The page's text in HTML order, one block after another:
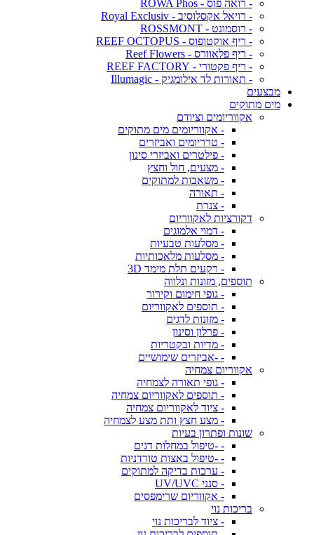
- רואה פוס - ROWA Phos
- רויאל אקסלוסיב - Royal Exclusiv
- רוסמונט - ROSSMONT
- ריף אוקטופוס - REEF OCTOPUS
- ריף פלאוורס - Reef Flowers
- ריף פקטורי - REEF FACTORY
- תאורות לד אילומגיק - Illumagic
מבצעים
מים מתוקים
אקווריומים וציודם
- אקווריומים מים מתוקים
- טרריומים ואביזרים
- פילטרים ואביזרי סינון
- מצעים, חול וחצץ
- משאבות למתוקים
- תאורה
- צנרת
דקורציות לאקווריום
- דמוי אלמוגים
- מסלעות טבעיות
- מסלעות מלאכותיות
- רקעים תלת מימד 3D
תוספים, מזונות ונלווה
- גופי חימום וקירור
- תוספים לאקווריום
- מזונות לדגים
- פרלון וסינון
- מדיות ובקטריות
- -אביזרים שימושיים
אקווריום צמחיה
- גופי תאורה לצמחיה
- תוספים לאקווריום צמחיה
- ציוד לאקווריום צמחיה
- מצע חצץ ותת מצע לצמחיה
שונות ופתרון בעיות
- -טיפול במחלות דגים
- -טיפול באצות טורדניות
- ערכות בדיקה למתוקים
- סנני UV/UVC
- אקווריום שרימפסים
בריכות נוי
- ציוד לבריכות נוי